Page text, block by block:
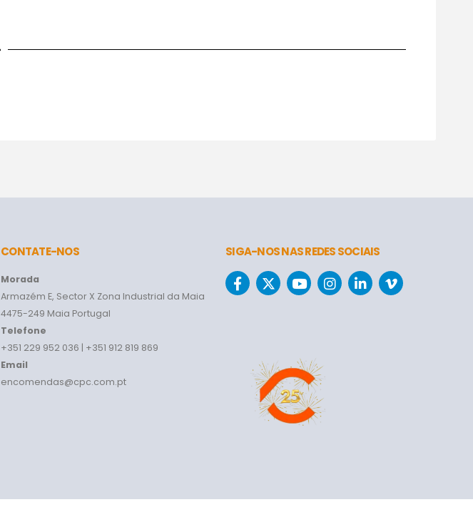
CONTATE-NOS
Morada
Armazém E, Sector X Zona Industrial da Maia
4475-249 Maia Portugal
Telefone
+351 229 952 036 | +351 912 819 869
Email
encomendas@cpc.com.pt
SIGA-NOS NAS REDES SOCIAIS